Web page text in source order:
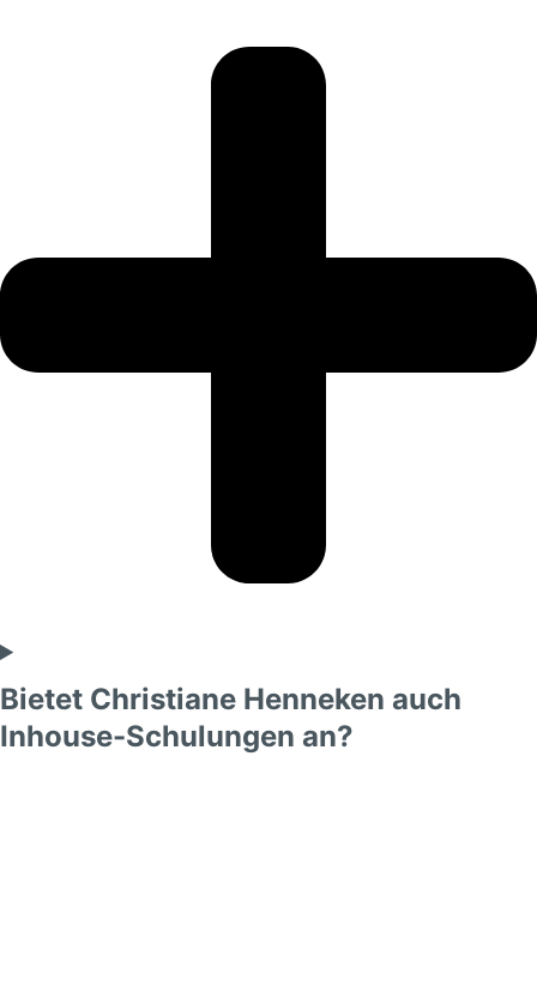
Bietet Christiane Henneken auch
Inhouse-Schulungen an?